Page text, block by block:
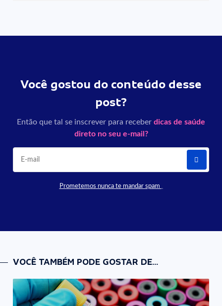
Você gostou do conteúdo desse
post?
Então que tal se inscrever para receber dicas de saúde
direto no seu e-mail?
Prometemos nunca te mandar spam
VOCÊ TAMBÉM PODE GOSTAR DE...